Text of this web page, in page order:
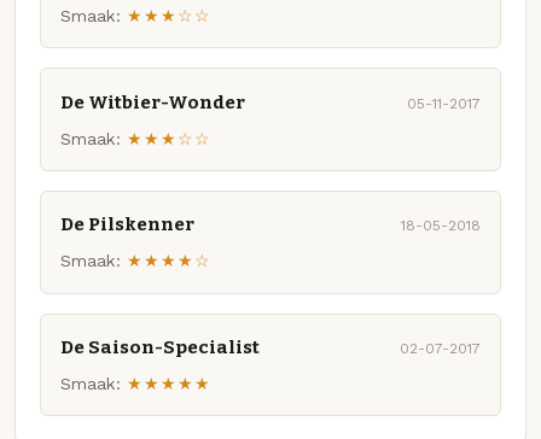
Smaak: ★★★☆☆
De Witbier-Wonder 05-11-2017
Smaak: ★★★☆☆
De Pilskenner 18-05-2018
Smaak: ★★★★☆
De Saison-Specialist 02-07-2017
Smaak: ★★★★★